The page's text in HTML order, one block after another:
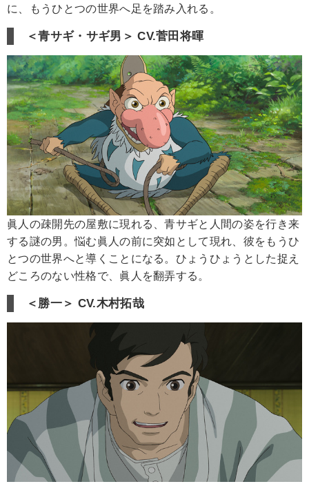
に、もうひとつの世界へ足を踏み入れる。
＜青サギ・サギ男＞ CV.菅田将暉
眞人の疎開先の屋敷に現れる、青サギと人間の姿を行き来
する謎の男。悩む眞人の前に突如として現れ、彼をもうひ
とつの世界へと導くことになる。ひょうひょうとした捉え
どころのない性格で、眞人を翻弄する。
＜勝一＞ CV.木村拓哉